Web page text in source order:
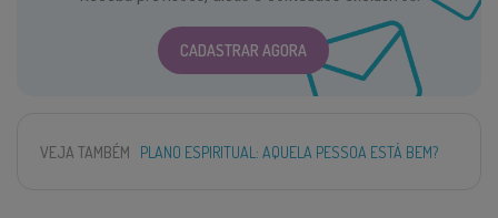
CADASTRAR AGORA
VEJA TAMBÉM PLANO ESPIRITUAL: AQUELA PESSOA ESTÁ BEM?